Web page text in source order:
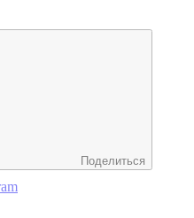
Поделиться